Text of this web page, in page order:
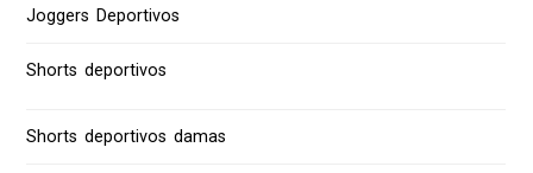
Joggers Deportivos
Shorts deportivos
Shorts deportivos damas